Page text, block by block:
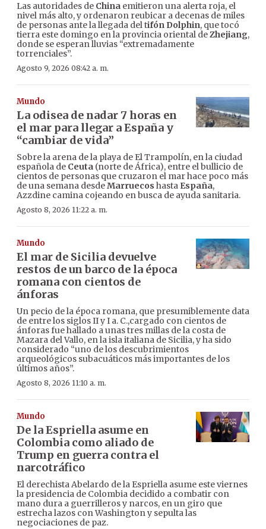
Las autoridades de China emitieron una alerta roja, el
nivel más alto, y ordenaron reubicar a decenas de miles
de personas ante la llegada del tifón Dolphin, que tocó
tierra este domingo en la provincia oriental deZhejiang,
donde se esperan lluvias “extremadamente
torrenciales”.
Agosto 9, 2026 08:42 a. m.
Mundo
La odisea de nadar 7 horas en
el mar para llegar a España y
“cambiar de vida”
Sobre la arena de la playa de El Trampolín, en la ciudad
española de Ceuta (norte de África), entre el bullicio de
cientos de personas que cruzaron el mar hace poco más
de una semana desdeMarruecos hasta España,
Azzdine camina cojeando en busca de ayuda sanitaria.
Agosto 8, 2026 11:22 a. m.
Mundo
El mar de Sicilia devuelve
restos de un barco de la época
romana con cientos de
ánforas
Un pecio de la época romana, que presumiblemente data
de entre los siglos II y I a. C.,cargado con cientos de
ánforas fue hallado a unas tres millas de la costa de
Mazara del Vallo, en la isla italiana de Sicilia, y ha sido
considerado “uno de los descubrimientos
arqueológicos subacuáticos más importantes de los
últimos años”.
Agosto 8, 2026 11:10 a. m.
Mundo
De la Espriella asume en
Colombia como aliado de
Trump en guerra contra el
narcotráfico
El derechista Abelardo de la Espriella asume este viernes
la presidencia de Colombia decidido a combatir con
mano dura a guerrilleros y narcos, en un giro que
estrecha lazos con Washington y sepulta las
negociaciones de paz.